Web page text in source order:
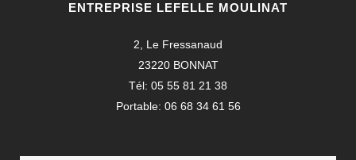
ENTREPRISE LEFELLE MOULINAT
2, Le Fressanaud
23220 BONNAT
Tél: 05 55 81 21 38
Portable: 06 68 34 61 56